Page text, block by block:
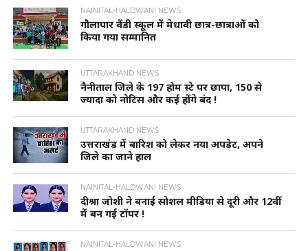
NAINITAL-HALDWANI NEWS
गौलापार वैंडी स्कूल में मेधावी छात्र-छात्राओं को
किया गया सम्मानित
UTTARAKHAND NEWS
नैनीताल जिले के 197 होम स्टे पर छापा, 150 से
ज्यादा को नोटिस और कई होंगे बंद !
UTTARAKHAND NEWS
उत्तराखंड में बारिश को लेकर नया अपडेट, अपने
जिले का जाने हाल
NAINITAL-HALDWANI NEWS
दीश्रा जोशी ने बनाई सोशल मीडिया से दूरी और 12वीं
में बन गई टॉपर !
NAINITAL-HALDWANI NEWS